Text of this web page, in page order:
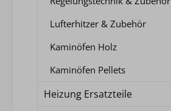
Lufterhitzer & Zubehör
Kaminöfen Holz
Kaminöfen Pellets
Heizung Ersatzteile